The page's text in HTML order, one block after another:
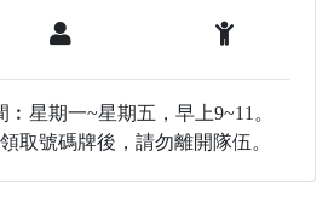
星期一~星期五，早上9~11。
取號碼牌後，請勿離開隊伍。